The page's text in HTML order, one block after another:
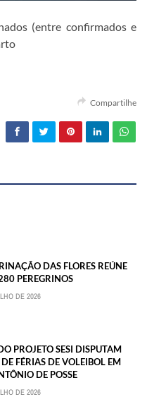
(entre confirmados e
Compartilhe
DAS FLORES REÚNE
PEREGRINOS
DE 2026
PROJETO SESI DISPUTAM
FÉRIAS DE VOLEIBOL EM
DE POSSE
DE 2026